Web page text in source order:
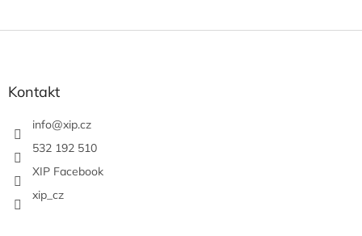
Kontakt
info@xip.cz
532 192 510
XIP Facebook
xip_cz